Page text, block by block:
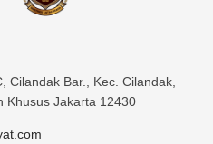
Cilandak Bar., Kec. Cilandak,
Khusus Jakarta 12430